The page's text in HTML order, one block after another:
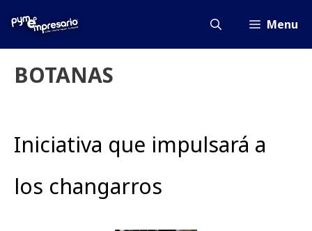
Menu
BOTANAS
Iniciativa que impulsará a
los changarros